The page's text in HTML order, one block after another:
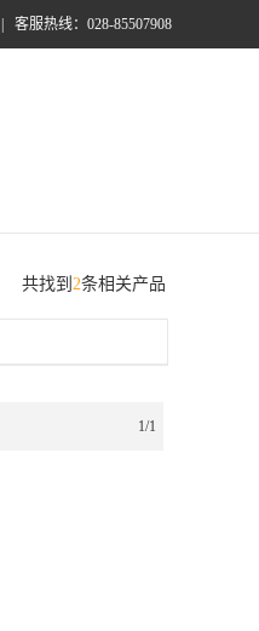
客服热线：028-85507908
共找到 2条相关产品
1/1